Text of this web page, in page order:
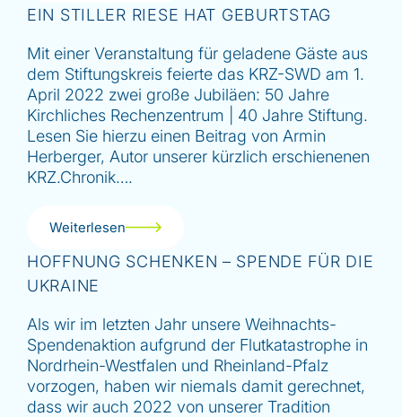
EIN STILLER RIESE HAT GEBURTSTAG
Mit einer Veranstaltung für geladene Gäste aus
dem Stiftungskreis feierte das KRZ-SWD am 1.
April 2022 zwei große Jubiläen: 50 Jahre
Kirchliches Rechenzentrum | 40 Jahre Stiftung.
Lesen Sie hierzu einen Beitrag von Armin
Herberger, Autor unserer kürzlich erschienenen
KRZ.Chronik….
Weiterlesen
HOFFNUNG SCHENKEN – SPENDE FÜR DIE
UKRAINE
Als wir im letzten Jahr unsere Weihnachts-
Spendenaktion aufgrund der Flutkatastrophe in
Nordrhein-Westfalen und Rheinland-Pfalz
vorzogen, haben wir niemals damit gerechnet,
dass wir auch 2022 von unserer Tradition